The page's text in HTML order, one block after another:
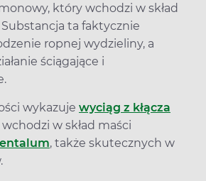
który wchodzi w skład
ta faktycznie
ropnej wydzieliny, a
ściągające i
wykazuje wyciąg z kłącza
w skład maści
, także skutecznych w